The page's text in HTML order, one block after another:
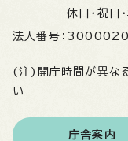
休日・祝日
法人番号：
(注)開庁時間が異な
い
庁舎案内